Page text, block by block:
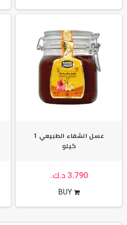
عسل الشفاء الطبيعي 1
كيلو
3.790 د.ك.
BUY